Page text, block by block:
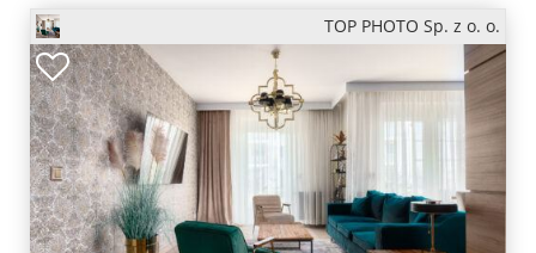
TOP PHOTO Sp. z o. o.